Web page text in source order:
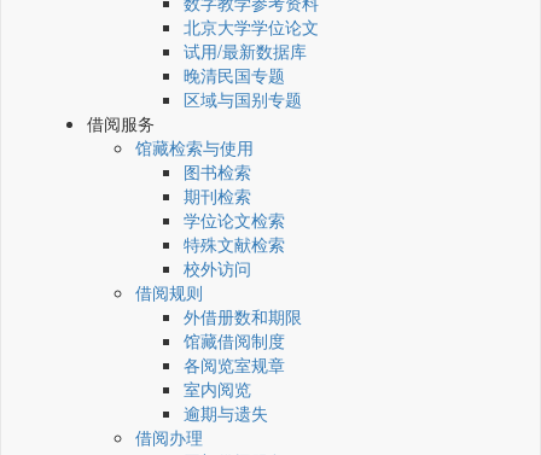
北京大学学位论文
试用/最新数据库
晚清民国专题
区域与国别专题
借阅服务
馆藏检索与使用
图书检索
期刊检索
学位论文检索
特殊文献检索
校外访问
借阅规则
外借册数和期限
馆藏借阅制度
各阅览室规章
室内阅览
逾期与遗失
借阅办理